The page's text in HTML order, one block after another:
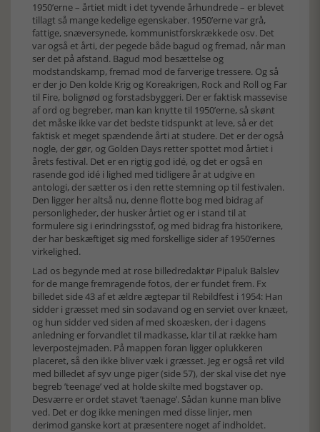
1950’erne – årtiet midt i det tyvende århundrede – er blevet
tillagt så mange kedelige egenskaber. 1950’erne var grå,
fattige, snæversynede, kommunistforskrækkede osv. Det
var også et årti, der pegede både bagud og fremad, når man
ser det på afstand. Bagud mod besættelse og
modstandskamp, fremad mod de farverige tressere. Og så
er der jo Den kolde Krig og Koreakrigen, Rock and Roll og Far
til Fire, bolignød og forstadsbyggeri. Der er faktisk massevise
af ord og begreber, man kan knytte til 1950’erne, så skønt
det måske ikke var det bedste tidspunkt at leve, så er det
faktisk et meget spændende årti at studere. Det er der også
nogle, der gør, og Golden Days retter spottet mod årtiet i
årets festival. Det er en rigtig god idé, og det er også en
rasende god idé i lighed med tidligere år at udgive en
antologi, der sætter os i den rette stemning op til festivalen.
Den ligger her altså nu, denne flotte bog med bidrag af
personligheder, der husker årtiet og er i stand til at
formulere sig i erindringsstof, og med bidrag fra historikere,
der har beskæftiget sig med forskellige sider af 1950’ernes
virkelighed.
Lad os begynde med at rose billedredaktør Pipaluk Balslev
for de mange fremragende fotos, der er fundet frem. Fx
billedet side 43 af et ældre ægtepar til Rebildfest i 1954: Han
sidder i græsset med sin sodavand og en serviet over knæet,
og hun sidder ved siden af med skoæsken, der i dagens
anledning er forvandlet til madkasse, klar til at række ham
leverpostejmaden. På mappen foran ligger oplukkeren
placeret, så den ikke bliver væk i græsset. Jeg er også ret vild
med billedet af syv unge piger (side 57), der skal vise det nye
begreb ’teenage’ ved at holde skilte med bogstaver op.
Desværre er ordet stavet ’taenage’. Sådan kunne man blive
ved. Det er dog ikke meningen med disse linjer, men
derimod ganske kort at præsentere noget af indholdet.